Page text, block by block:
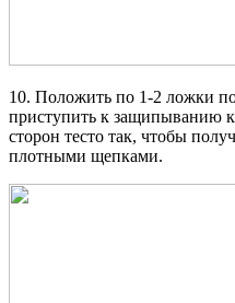
10. Положить по 1-2 ложки
приступить к защипыванию
сторон тесто так, чтобы
плотными щепками.